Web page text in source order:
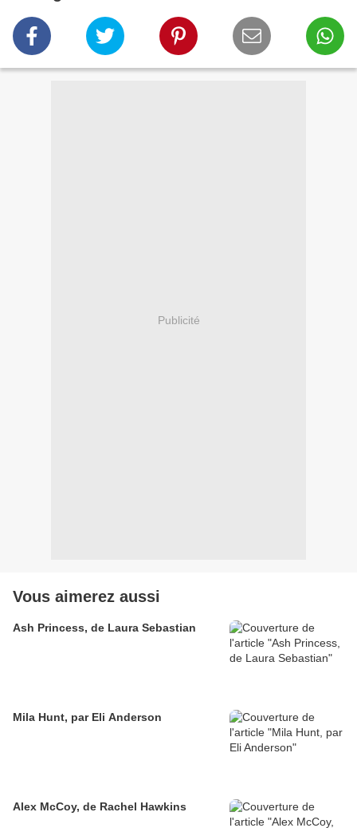
Publicité
Vous aimerez aussi
Ash Princess, de Laura Sebastian
Mila Hunt, par Eli Anderson
Alex McCoy, de Rachel Hawkins